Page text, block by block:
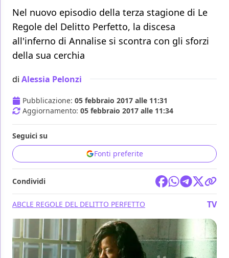
Nel nuovo episodio della terza stagione di Le
Regole del Delitto Perfetto, la discesa
all'inferno di Annalise si scontra con gli sforzi
della sua cerchia
di Alessia Pelonzi
Pubblicazione: 05 febbraio 2017 alle 11:31
Aggiornamento: 05 febbraio 2017 alle 11:34
Seguici su
Fonti preferite
Condividi
ABCLE REGOLE DEL DELITTO PERFETTO TV